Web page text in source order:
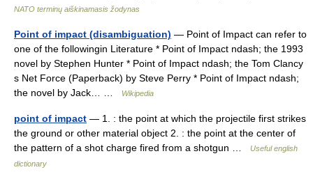
NATO terminų aiškinamasis žodynas
Point of impact (disambiguation) — Point of Impact can refer to
one of the followingin Literature * Point of Impact ndash; the 1993
novel by Stephen Hunter * Point of Impact ndash; the Tom Clancy
s Net Force (Paperback) by Steve Perry * Point of Impact ndash;
the novel by Jack… …
Wikipedia
point of impact — 1. : the point at which the projectile first strikes
the ground or other material object 2. : the point at the center of
the pattern of a shot charge fired from a shotgun …
Useful english
dictionary